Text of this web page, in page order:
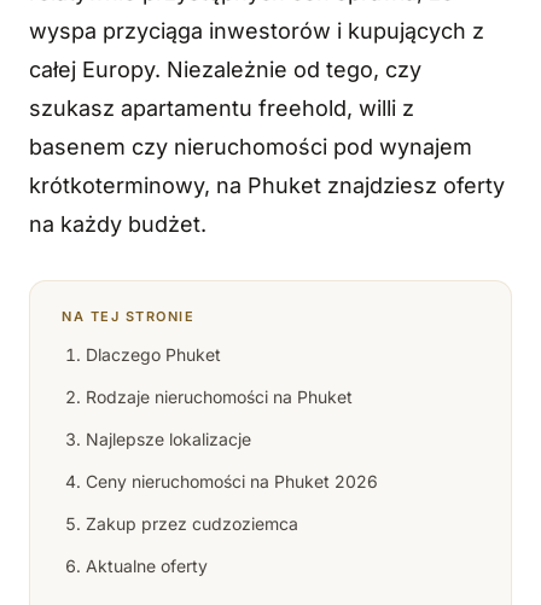
wyspa przyciąga inwestorów i kupujących z
całej Europy. Niezależnie od tego, czy
szukasz apartamentu freehold, willi z
basenem czy nieruchomości pod wynajem
krótkoterminowy, na Phuket znajdziesz oferty
na każdy budżet.
NA TEJ STRONIE
Dlaczego Phuket
Rodzaje nieruchomości na Phuket
Najlepsze lokalizacje
Ceny nieruchomości na Phuket 2026
Zakup przez cudzoziemca
Aktualne oferty